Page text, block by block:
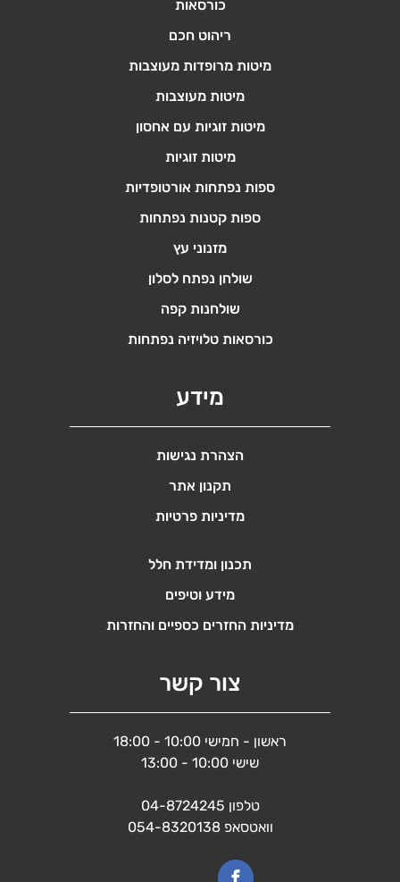
צור קשר
ראשון - חמישי 10:00 - 18:00
שישי 10:00 - 13:00
טלפון 04-8724245
וואטסאפ054-8320138
מידע
הצהרת נגישות
תקנון אתר
מדיניות פרטיות
תכנון ומדידת חלל
מידע וטיפים
מדיניות החזרים כספיים והחזרות
כורסאות
ריהוט חכם
מיטות מרופדות מעוצבות
מיטות מעוצבות
מיטות זוגיות עם אחסון
מיטות זוגיות
ספות נפתחות אורטופדיות
ספות קטנות נפתחות
מזנוני עץ
שולחן נפתח לסלון
שולחנות קפה
כורסאות טלויזיה נפתחות